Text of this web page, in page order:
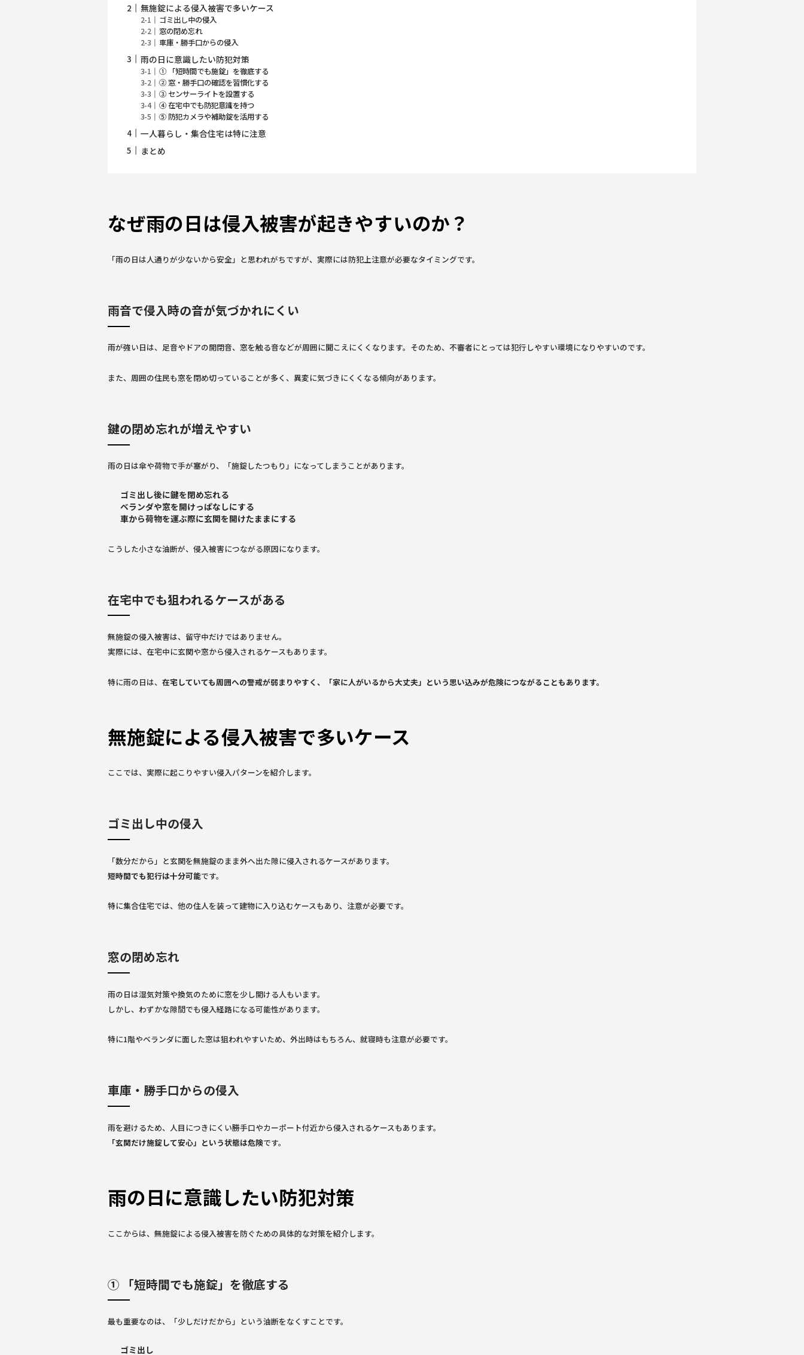
無施錠による侵入被害で多いケース
ゴミ出し中の侵入
窓の閉め忘れ
車庫・勝手口からの侵入
雨の日に意識したい防犯対策
① 「短時間でも施錠」を徹底する
② 窓・勝手口の確認を習慣化する
③ センサーライトを設置する
④ 在宅中でも防犯意識を持つ
⑤ 防犯カメラや補助錠を活用する
一人暮らし・集合住宅は特に注意
まとめ
なぜ雨の日は侵入被害が起きやすいのか？
「雨の日は人通りが少ないから安全」と思われがちですが、実際には防犯上注意が必要なタイミングです。
雨音で侵入時の音が気づかれにくい
雨が強い日は、足音やドアの開閉音、窓を触る音などが周囲に聞こえにくくなります。そのため、不審者にとっては犯行しやすい環境になりやすいのです。
また、周囲の住民も窓を閉め切っていることが多く、異変に気づきにくくなる傾向があります。
鍵の閉め忘れが増えやすい
雨の日は傘や荷物で手が塞がり、「施錠したつもり」になってしまうことがあります。
ゴミ出し後に鍵を閉め忘れる
ベランダや窓を開けっぱなしにする
車から荷物を運ぶ際に玄関を開けたままにする
こうした小さな油断が、侵入被害につながる原因になります。
在宅中でも狙われるケースがある
無施錠の侵入被害は、留守中だけではありません。
実際には、在宅中に玄関や窓から侵入されるケースもあります。
特に雨の日は、在宅していても周囲への警戒が弱まりやすく、「家に人がいるから大丈夫」という思い込みが危険につながることもあります。
無施錠による侵入被害で多いケース
ここでは、実際に起こりやすい侵入パターンを紹介します。
ゴミ出し中の侵入
「数分だから」と玄関を無施錠のまま外へ出た隙に侵入されるケースがあります。
短時間でも犯行は十分可能です。
特に集合住宅では、他の住人を装って建物に入り込むケースもあり、注意が必要です。
窓の閉め忘れ
雨の日は湿気対策や換気のために窓を少し開ける人もいます。
しかし、わずかな隙間でも侵入経路になる可能性があります。
特に1階やベランダに面した窓は狙われやすいため、外出時はもちろん、就寝時も注意が必要です。
車庫・勝手口からの侵入
雨を避けるため、人目につきにくい勝手口やカーポート付近から侵入されるケースもあります。
「玄関だけ施錠して安心」という状態は危険です。
雨の日に意識したい防犯対策
ここからは、無施錠による侵入被害を防ぐための具体的な対策を紹介します。
① 「短時間でも施錠」を徹底する
最も重要なのは、「少しだけだから」という油断をなくすことです。
ゴミ出し